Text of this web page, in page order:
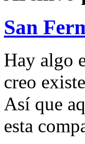
San
Hay algo
creo
Así que
esta